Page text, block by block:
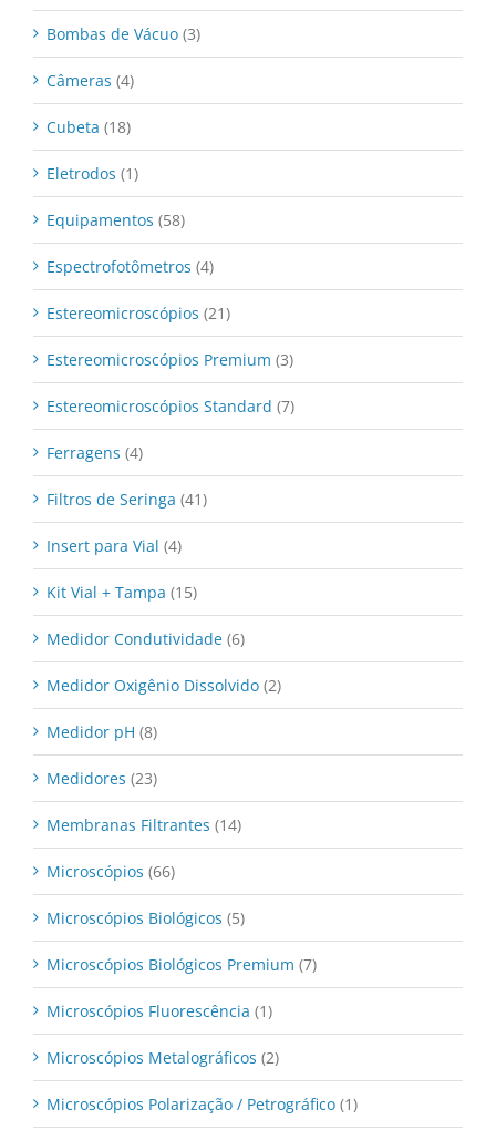
Bombas de Vácuo (3)
Câmeras (4)
Cubeta (18)
Eletrodos (1)
Equipamentos (58)
Espectrofotômetros (4)
Estereomicroscópios (21)
Estereomicroscópios Premium (3)
Estereomicroscópios Standard (7)
Ferragens (4)
Filtros de Seringa (41)
Insert para Vial (4)
Kit Vial + Tampa (15)
Medidor Condutividade (6)
Medidor Oxigênio Dissolvido (2)
Medidor pH (8)
Medidores (23)
Membranas Filtrantes (14)
Microscópios (66)
Microscópios Biológicos (5)
Microscópios Biológicos Premium (7)
Microscópios Fluorescência (1)
Microscópios Metalográficos (2)
Microscópios Polarização / Petrográfico (1)